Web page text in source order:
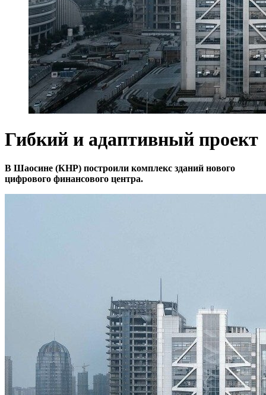
Гибкий и адаптивный проект
В Шаосине (КНР) построили комплекс зданий нового
цифрового финансового центра.